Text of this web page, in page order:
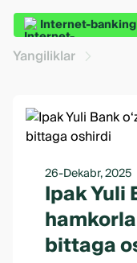
Internet-banking
Yangiliklar
26-Dekabr, 2025
Ipak Yuli
bittaga